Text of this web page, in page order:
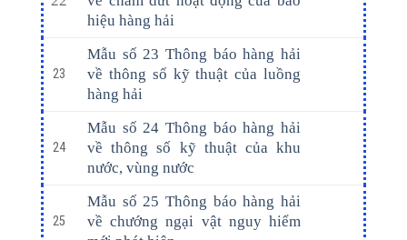
hiệu hàng hải
23
Mẫu số 23 Thông báo hàng hải
về thông số kỹ thuật của luồng
hàng hải
24
Mẫu số 24 Thông báo hàng hải
về thông số kỹ thuật của khu
nước, vùng nước
25
Mẫu số 25 Thông báo hàng hải
về chướng ngại vật nguy hiểm